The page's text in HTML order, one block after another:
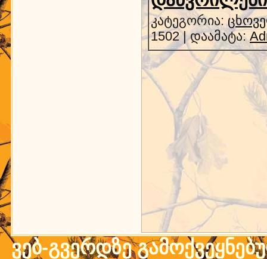
კატეგორია:
1502 | დაამატა:
ვებ-გვერდზე